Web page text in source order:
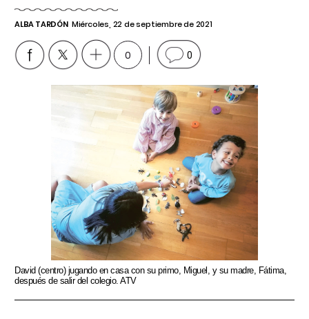
ALBA TARDÓN Miércoles, 22 de septiembre de 2021
0 0
David (centro) jugando en casa con su primo, Miguel, y su madre, Fátima,
después de salir del colegio. ATV